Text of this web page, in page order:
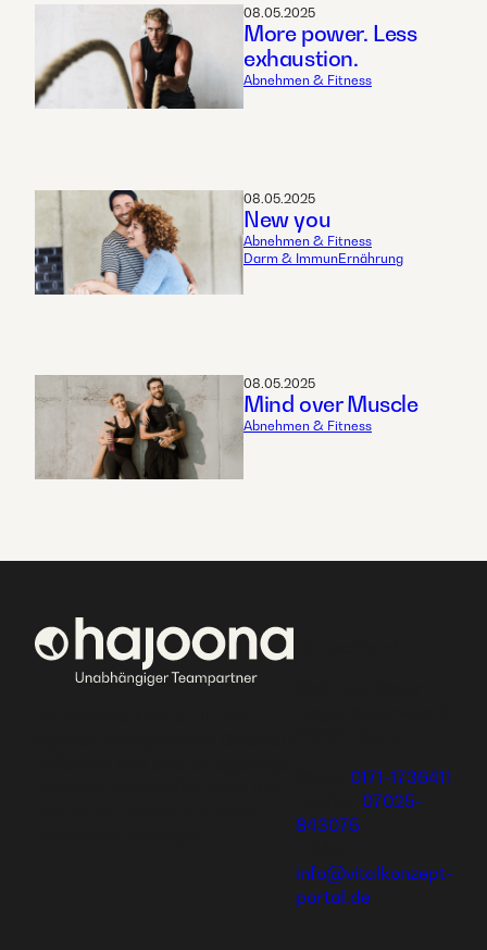
08.05.2025
More power. Less
exhaustion.
Abnehmen & Fitness
08.05.2025
New you
Abnehmen & Fitness
Darm & ImmunErnährung
08.05.2025
Mind over Muscle
Abnehmen & Fitness
0171-1736411
07025-
843075
info@vitalkonzept-
portal.de